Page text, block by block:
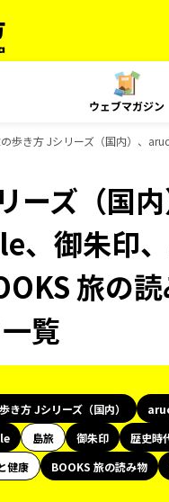
ウェブマガジン
歩き方 Jシリーズ（国内）、
ーズ（国
、御朱印
旅の
覧
き方 Jシリーズ（国内）
島旅 御朱印 歴史時
健康 BOOKS 旅の読み物